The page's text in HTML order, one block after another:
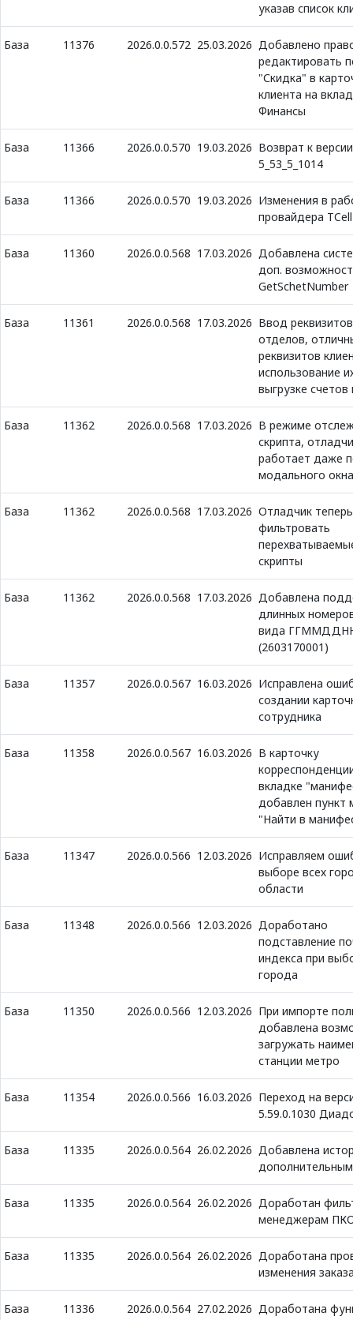
указав список
База 11376 2026.0.0.572 25.03.2026 Добавлено
редактировать
"Скидка" в
клиента на
Финансы
База 11366 2026.0.0.570 19.03.2026 Возврат к
5_53_5_1014
База 11366 2026.0.0.570 19.03.2026 Изменения в
провайдера TCell
База 11360 2026.0.0.568 17.03.2026 Добавлена
доп.
GetSchetNumber
База 11361 2026.0.0.568 17.03.2026 Ввод реквизитов
отделов,
реквизитов
использование
выгрузке счетов
База 11362 2026.0.0.568 17.03.2026 В режиме
скрипта,
работает даже
модального окна
База 11362 2026.0.0.568 17.03.2026 Отладчик
фильтровать
скрипты
База 11362 2026.0.0.568 17.03.2026 Добавлена
длинных
вида
(2603170001)
База 11357 2026.0.0.567 16.03.2026 Исправлена
создании
сотрудника
База 11358 2026.0.0.567 16.03.2026 В карточку
вкладке
добавлен пункт
"Найти в
База 11347 2026.0.0.566 12.03.2026 Исправляем
выборе всех
области
База 11348 2026.0.0.566 12.03.2026 Доработано
подставление
индекса при
города
База 11350 2026.0.0.566 12.03.2026 При импорте
добавлена
загружать
станции метро
База 11354 2026.0.0.566 16.03.2026 Переход на
5.59.0.1030
База 11335 2026.0.0.564 26.02.2026 Добавлена
База 11335 2026.0.0.564 26.02.2026 Доработан
менеджерам
База 11335 2026.0.0.564 26.02.2026 Доработана
изменения
База 11336 2026.0.0.564 27.02.2026 Доработана